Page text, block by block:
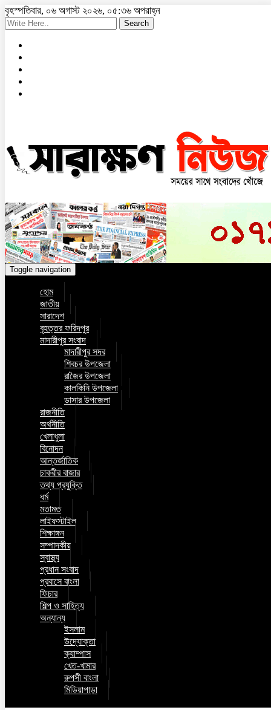
বৃহস্পতিবার, ০৬ অগাস্ট ২০২৬, ০৫:৩৬ অপরাহ্ন
Search
Toggle navigation
হোম
জাতীয়
সারাদেশ
বৃহত্তর ফরিদপুর
মাদারীপুর সংবাদ
মাদারীপুর সদর
শিবচর উপজেলা
রাজৈর উপজেলা
কালকিনি উপজেলা
ডাসার উপজেলা
রাজনীতি
অর্থনীতি
খেলাধুলা
বিনোদন
আন্তর্জাতিক
চাকরীর বাজার
তথ্য প্রযুক্তি
ধর্ম
মতামত
লাইফস্টাইল
শিক্ষাঙ্গন
সম্পাদকীয়
স্বাস্থ্য
প্রধান সংবাদ
প্রবাসে বাংলা
ফিচার
শিল্প ও সাহিত্য
অন্যান্য
ইসলাম
উদ্যোক্তা
ক্যাম্পাস
খেত-খামার
রুপসী বাংলা
মিডিয়াপাড়া